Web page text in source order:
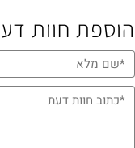
הוספת חוות